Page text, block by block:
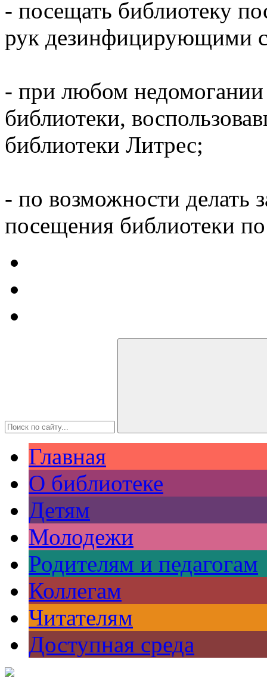
- посещать библиотеку
рук дезинфицирующими
- при любом недомогании
библиотеки,
библиотеки Литрес;
- по возможности делать
посещения библиотеки
Главная
О библиотеке
Детям
Молодежи
Родителям и педагогам
Коллегам
Читателям
Доступная среда